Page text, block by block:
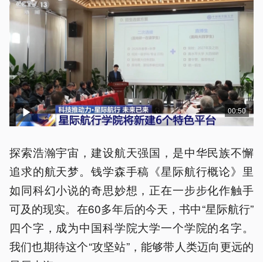
00:50
探索浩瀚宇宙，建设航天强国，是中华民族不懈
追求的航天梦。钱学森手稿《星际航行概论》里
如同科幻小说的奇思妙想，正在一步步化作触手
可及的现实。在60多年后的今天，书中“星际航行”
四个字，成为中国科学院大学一个学院的名字。
我们也期待这个“攻坚站”，能够带人类迈向更远的